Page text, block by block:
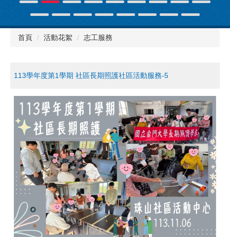
首頁 活動花絮 志工服務
113學年度第1學期 社區長期照護社區活動服務-5